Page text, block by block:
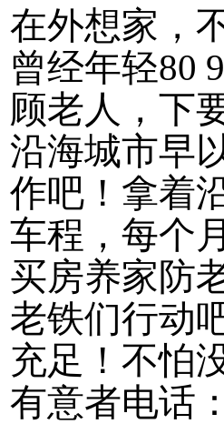
在外想家，
曾经年轻80
顾老人，下
沿海城市早
作吧！拿着
车程，每个
买房养家防
老铁们行动
充足！不怕
有意者电话